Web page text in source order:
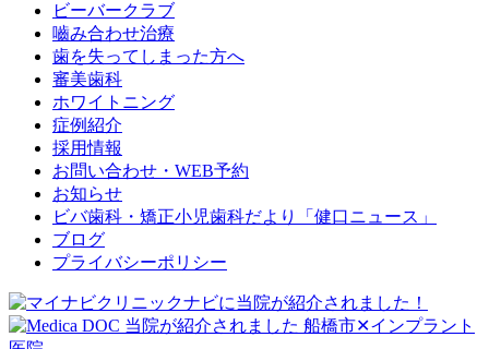
ビーバークラブ
嚙み合わせ治療
歯を失ってしまった方へ
審美歯科
ホワイトニング
症例紹介
採用情報
お問い合わせ・WEB予約
お知らせ
ビバ歯科・矯正小児歯科だより「健口ニュース」
ブログ
プライバシーポリシー